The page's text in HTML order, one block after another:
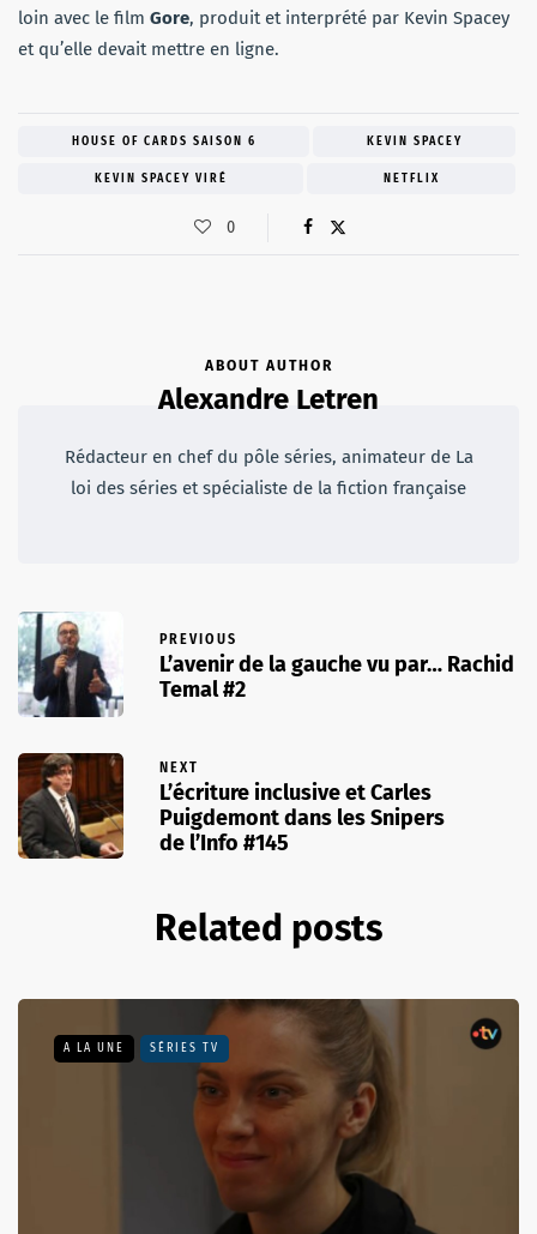
loin avec le film Gore, produit et interprété par Kevin Spacey
et qu’elle devait mettre en ligne.
HOUSE OF CARDS SAISON 6 KEVIN SPACEY
KEVIN SPACEY VIRÉ NETFLIX
0
ABOUT AUTHOR
Alexandre Letren
Rédacteur en chef du pôle séries, animateur de La
loi des séries et spécialiste de la fiction française
PREVIOUS
L’avenir de la gauche vu par… Rachid
Temal #2
NEXT
L’écriture inclusive et Carles
Puigdemont dans les Snipers
de l’Info #145
Related posts
A LA UNE SÉRIES TV